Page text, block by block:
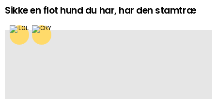
Sikke en flot hund du har, har den stamtræ